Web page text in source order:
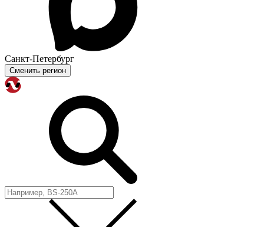
Санкт-Петербург
Сменить регион